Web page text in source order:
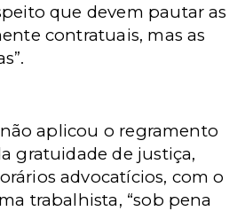
que devem pautar as
contratuais, mas as
aplicou o regramento
gratuidade de justiça,
advocatícios, com o
trabalhista, “sob pena